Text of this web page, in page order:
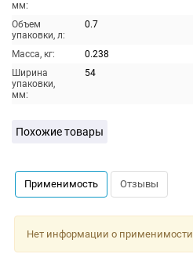
мм:
Объем
упаковки, л:
0.7
Масса, кг:
0.238
Ширина
упаковки,
мм:
54
Похожие товары
Применимость Отзывы
Нет информации о применимости